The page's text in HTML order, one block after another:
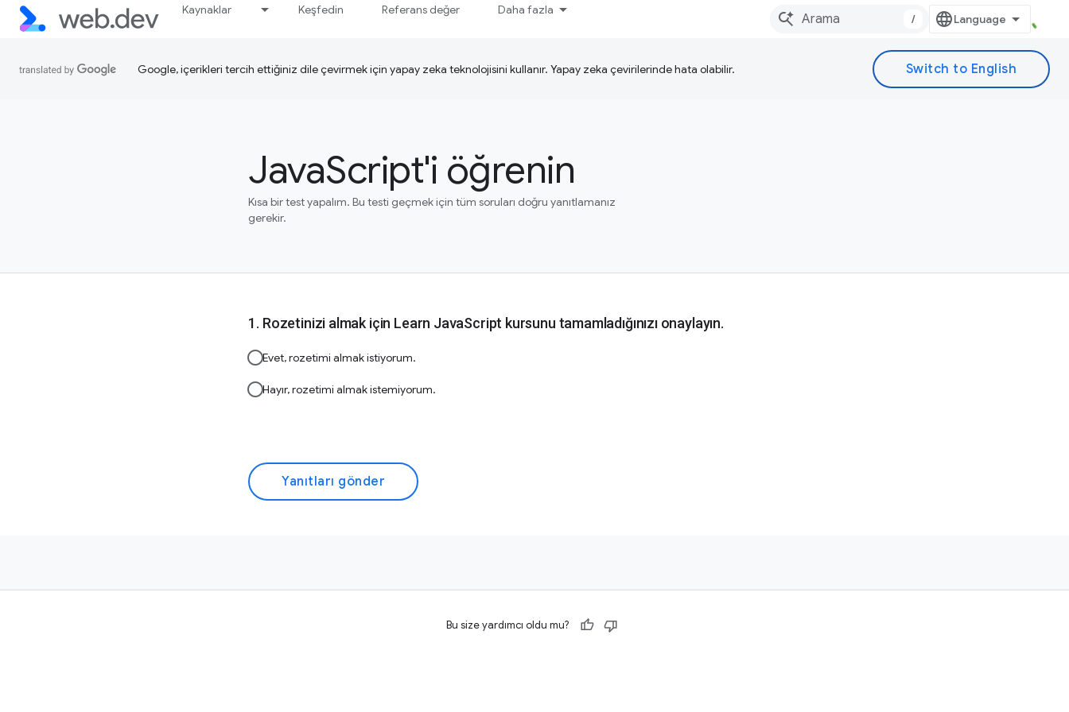
Kaynaklar Keşfedin Referans değer Daha fazla
/
Google, içerikleri tercih ettiğiniz dile çevirmek için yapay zeka teknolojisini kullanır. Yapay zeka çevirilerinde hata olabilir.
JavaScript'i öğrenin
Kısa bir test yapalım. Bu testi geçmek için tüm soruları doğru yanıtlamanız
gerekir.
Rozetinizi almak için Learn JavaScript kursunu tamamladığınızı onaylayın.
Evet, rozetimi almak istiyorum.
Hayır, rozetimi almak istemiyorum.
Yanıtları gönder
Bu size yardımcı oldu mu?